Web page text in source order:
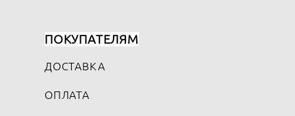
ПОКУПАТЕЛЯМ
ДОСТАВКА
ОПЛАТА